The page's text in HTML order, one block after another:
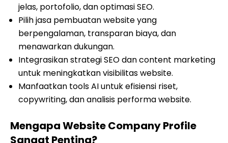
jelas, portofolio, dan optimasi SEO.
Pilih jasa pembuatan website yang
berpengalaman, transparan biaya, dan
menawarkan dukungan.
Integrasikan strategi SEO dan content marketing
untuk meningkatkan visibilitas website.
Manfaatkan tools AI untuk efisiensi riset,
copywriting, dan analisis performa website.
Mengapa Website Company Profile
Sangat Penting?